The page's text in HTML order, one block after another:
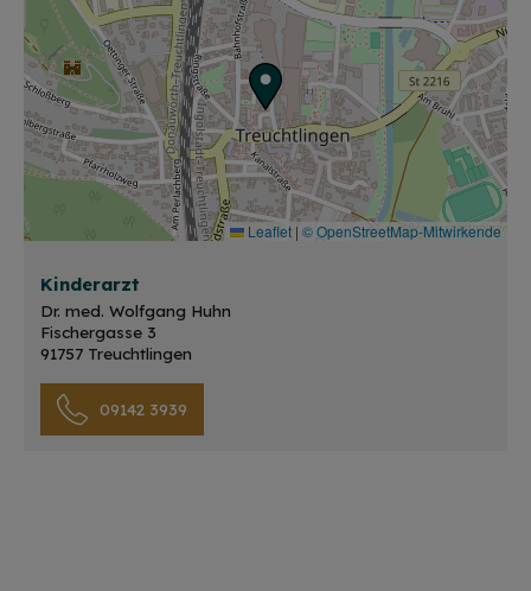
Leaflet | © OpenStreetMap-Mitwirkende
Kinderarzt
Dr. med. Wolfgang Huhn
Fischergasse 3
91757 Treuchtlingen
09142 3939